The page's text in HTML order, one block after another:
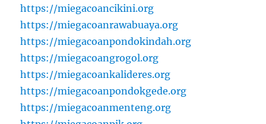
https://miegacoancikini.org
https://miegacoanrawabuaya.org
https://miegacoanpondokindah.org
https://miegacoangrogol.org
https://miegacoankalideres.org
https://miegacoanpondokgede.org
https://miegacoanmenteng.org